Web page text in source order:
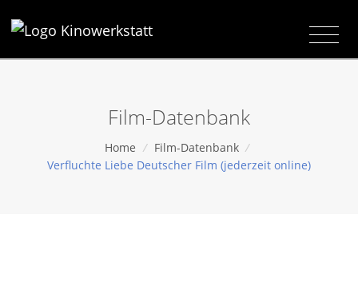
Film-Datenbank
Home / Film-Datenbank /
Verfluchte Liebe Deutscher Film (jederzeit online)